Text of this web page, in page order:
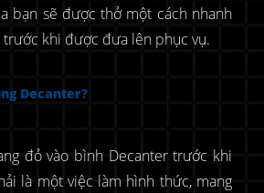
bạn sẽ được thở một cách nhanh
trước khi được đưa lên phục vụ.
Decanter?
đỏ vào bình Decanter trước khi
là một việc làm hình thức, mang